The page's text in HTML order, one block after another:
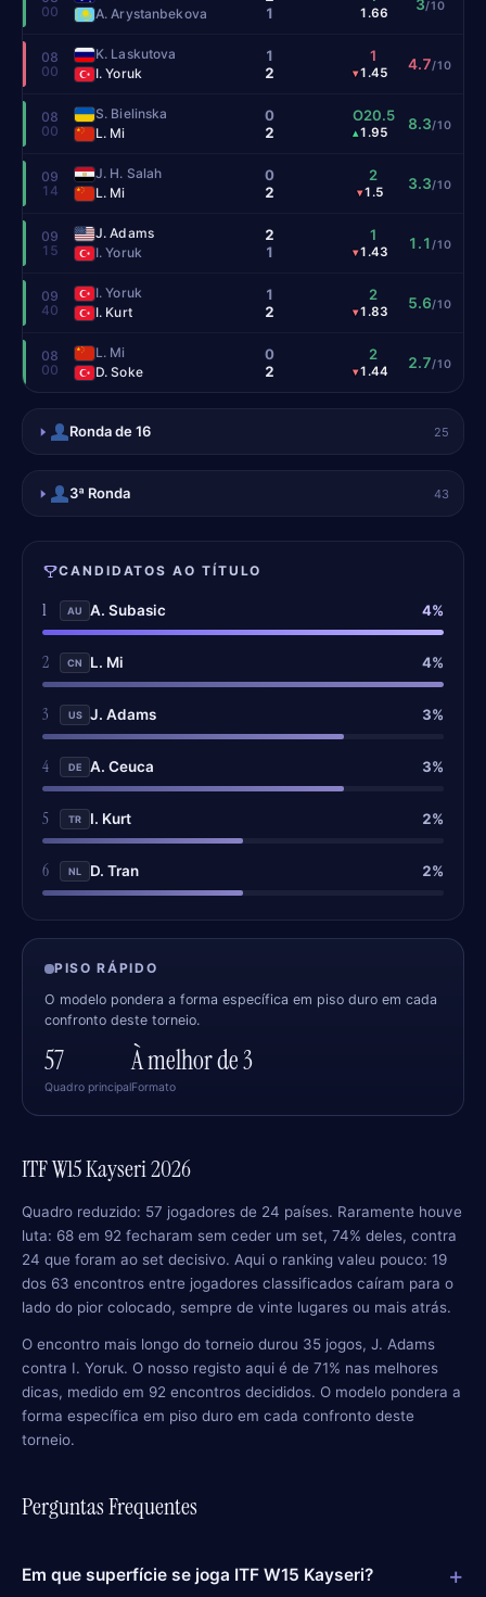
00
A. Arystanbekova
1
1.66 3/10
08
00
K. Laskutova
I. Yoruk
1
2
1
▾1.45 4.7/10
08
00
S. Bielinska
L. Mi
0
2
O20.5
▴1.95 8.3/10
09
14
J. H. Salah
L. Mi
0
2
2
▾1.5 3.3/10
09
15
J. Adams
I. Yoruk
2
1
1
▾1.43 1.1/10
09
40
I. Yoruk
I. Kurt
1
2
2
▾1.83 5.6/10
08
00
L. Mi
D. Soke
0
2
2
▾1.44 2.7/10
Ronda de 16 25
3ª Ronda 43
CANDIDATOS AO TÍTULO
1 AU A. Subasic 4%
2 CN L. Mi 4%
3 US J. Adams 3%
4 DE A. Ceuca 3%
5 TR I. Kurt 2%
6 NL D. Tran 2%
PISO RÁPIDO
O modelo pondera a forma específica em piso duro em cada
confronto deste torneio.
57
Quadro principal
À melhor de 3
Formato
ITF W15 Kayseri 2026
Quadro reduzido: 57 jogadores de 24 países. Raramente houve
luta: 68 em 92 fecharam sem ceder um set, 74% deles, contra
24 que foram ao set decisivo. Aqui o ranking valeu pouco: 19
dos 63 encontros entre jogadores classificados caíram para o
lado do pior colocado, sempre de vinte lugares ou mais atrás.
O encontro mais longo do torneio durou 35 jogos, J. Adams
contra I. Yoruk. O nosso registo aqui é de 71% nas melhores
dicas, medido em 92 encontros decididos. O modelo pondera a
forma específica em piso duro em cada confronto deste
torneio.
Perguntas Frequentes
Em que superfície se joga ITF W15 Kayseri? +